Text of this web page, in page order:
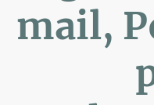
mail,